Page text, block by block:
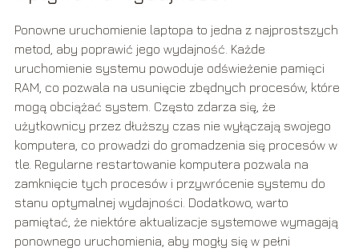
Ponowne uruchomienie laptopa to jedna z najprostszych
metod, aby poprawić jego wydajność. Każde
uruchomienie systemu powoduje odświeżenie pamięci
RAM, co pozwala na usunięcie zbędnych procesów, które
mogą obciążać system. Często zdarza się, że
użytkownicy przez dłuższy czas nie wyłączają swojego
komputera, co prowadzi do gromadzenia się procesów w
tle. Regularne restartowanie komputera pozwala na
zamknięcie tych procesów i przywrócenie systemu do
stanu optymalnej wydajności. Dodatkowo, warto
pamiętać, że niektóre aktualizacje systemowe wymagają
ponownego uruchomienia, aby mogły się w pełni